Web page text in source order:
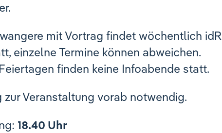
mit Vortrag findet wöchentlich idR
einzelne Termine können abweichen.
finden keine Infoabende statt.
zur Veranstaltung vorab notwendig.
18.40 Uhr